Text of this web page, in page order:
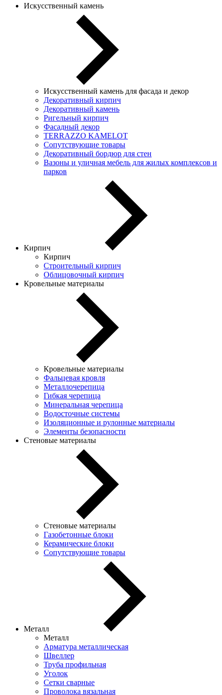
Искусственный камень
Искусственный камень для фасада и декор
Декоративный кирпич
Декоративный камень
Ригельный кирпич
Фасадный декор
TERRAZZO KAMELOT
Сопутствующие товары
Декоративный бордюр для стен
Вазоны и уличная мебель для жилых комплексов и
парков
Кирпич
Кирпич
Строительный кирпич
Облицовочный кирпич
Кровельные материалы
Кровельные материалы
Фальцевая кровля
Металлочерепица
Гибкая черепица
Минеральная черепица
Водосточные системы
Изоляционные и рулонные материалы
Элементы безопасности
Стеновые материалы
Стеновые материалы
Газобетонные блоки
Керамические блоки
Сопутствующие товары
Металл
Металл
Арматура металлическая
Швеллер
Труба профильная
Уголок
Сетки сварные
Проволока вязальная